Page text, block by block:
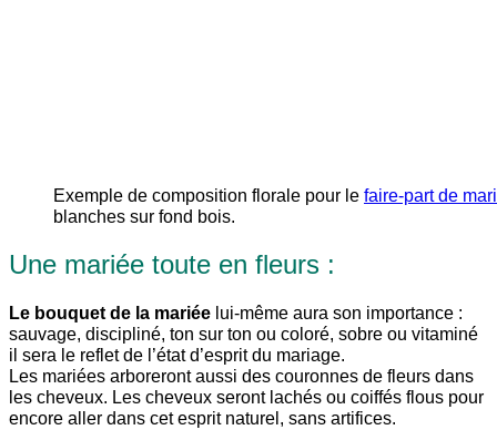
Exemple de composition florale pour le faire-part de
blanches sur fond bois.
Une mariée toute en fleurs :
Le bouquet de la mariée lui-même aura son importance :
sauvage, discipliné, ton sur ton ou coloré, sobre ou vitaminé
il sera le reflet de l’état d’esprit du mariage.
Les mariées arboreront aussi des couronnes de fleurs dans
les cheveux. Les cheveux seront lachés ou coiffés flous pour
encore aller dans cet esprit naturel, sans artifices.